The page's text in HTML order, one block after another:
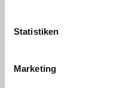
Statistiken
Marketing